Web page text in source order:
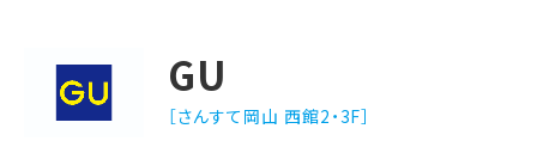
GU
［さんすて岡山 西館2・3F］